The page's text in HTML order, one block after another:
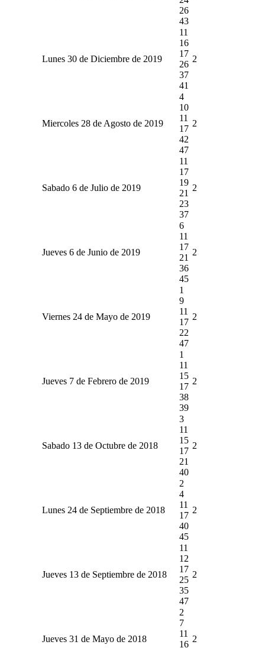
26
43
Lunes 30 de Diciembre de 2019
11
16
17
26
37
41
2
Miercoles 28 de Agosto de 2019
4
10
11
17
42
47
2
Sabado 6 de Julio de 2019
11
17
19
21
23
37
2
Jueves 6 de Junio de 2019
6
11
17
21
36
45
2
Viernes 24 de Mayo de 2019
1
9
11
17
22
47
2
Jueves 7 de Febrero de 2019
1
11
15
17
38
39
2
Sabado 13 de Octubre de 2018
3
11
15
17
21
40
2
Lunes 24 de Septiembre de 2018
2
4
11
17
40
45
2
Jueves 13 de Septiembre de 2018
11
12
17
25
35
47
2
Jueves 31 de Mayo de 2018
2
7
11
16
2